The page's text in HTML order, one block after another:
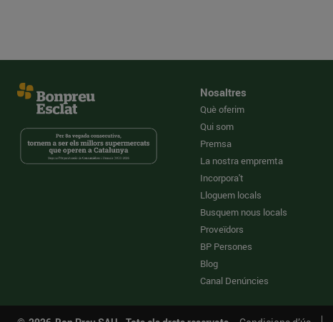
Nosaltres
Què oferim
Qui som
Premsa
La nostra empremta
Incorpora't
Lloguem locals
Busquem nous locals
Proveïdors
BP Persones
Blog
Canal Denúncies